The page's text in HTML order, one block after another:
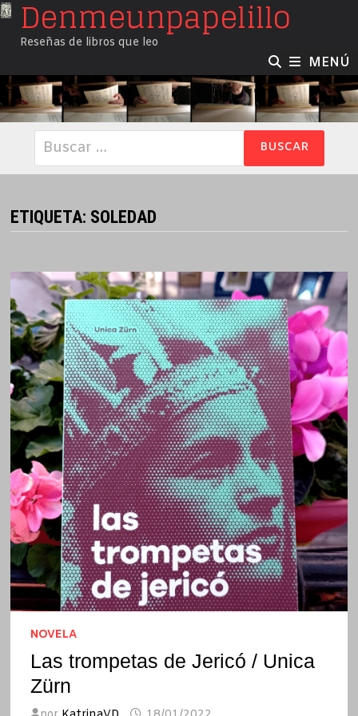
SaltarDenmeunpapelillo
Reseñas de libros que leo
MENÚ
Buscar:
ETIQUETA: SOLEDAD
NOVELA
Las trompetas de Jericó / Unica
Zürn